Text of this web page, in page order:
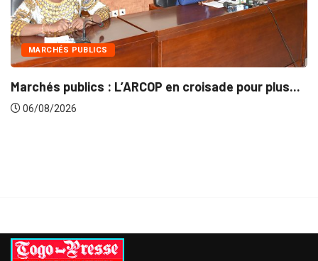
MARCHÉS PUBLICS
publics : L’ARCOP en croisade pour plus...
08/2026